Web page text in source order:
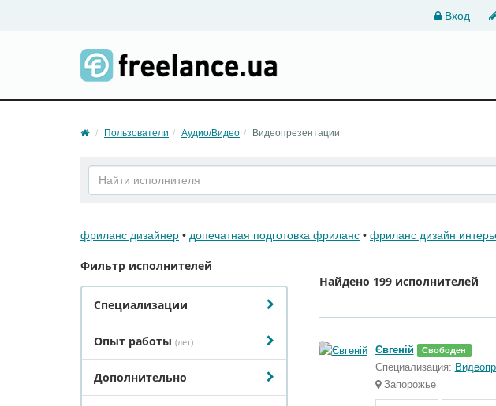
Вход
Пользователи Аудио/Видео Видеопрезентации
фриланс дизайнер • допечатная подготовка фриланс • фриланс дизайн
Фильтр исполнителей
Специализации
Опыт работы (лет)
Дополнительно
Найдено 199 исполнителей
Євгеній Свободен
Специализация:
Запорожье